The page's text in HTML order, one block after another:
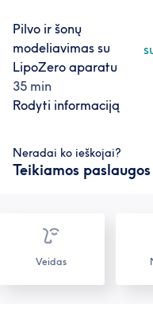
Pilvo ir šonų
modeliavimas su
LipoZero aparatu
35 min
Rodyti informaciją
Neradai ko ieškojai?
Teikiamos paslaugos
Veidas